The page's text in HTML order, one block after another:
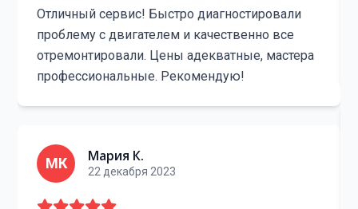
Отличный сервис! Быстро диагностировали
проблему с двигателем и качественно все
отремонтировали. Цены адекватные, мастера
профессиональные. Рекомендую!
МК Мария К.
22 декабря 2023